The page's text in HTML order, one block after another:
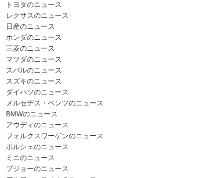
トヨタのニュース
レクサスのニュース
日産のニュース
ホンダのニュース
三菱のニュース
マツダのニュース
スバルのニュース
スズキのニュース
ダイハツのニュース
メルセデス・ベンツのニュース
BMWのニュース
アウディのニュース
フォルクスワーゲンのニュース
ポルシェのニュース
ミニのニュース
プジョーのニュース